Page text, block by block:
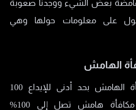
بعض الشيء ووجدنا صعوبة
على معلومات حولها وهي
الهامش
يتوفر حساب مكافأة الهامش بحد أدنى للإيداع 100
دولار أمريكي، مع مكافأة هامش تصل إلى 100%